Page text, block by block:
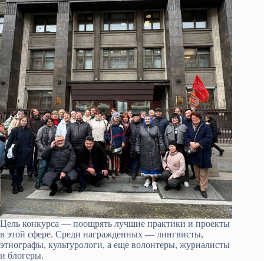
Цель конкурса — поощрять лучшие практики и проекты
в этой сфере. Среди награжденных — лингвисты,
этнографы, культурологи, а еще волонтеры, журналисты
и блогеры.